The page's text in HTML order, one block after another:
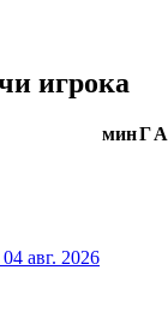
игрока
минГА
04 авг. 2026